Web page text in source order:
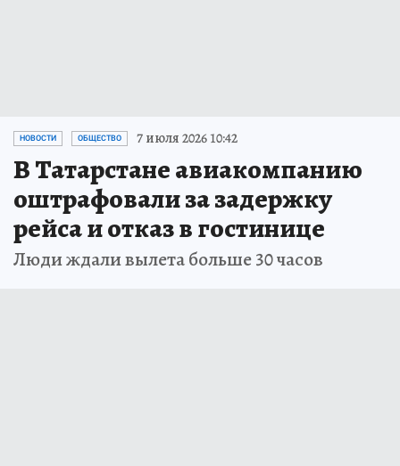
НОВОСТИ ОБЩЕСТВО 7 июля 2026 10:42
В Татарстане авиакомпанию
оштрафовали за задержку
рейса и отказ в гостинице
Люди ждали вылета больше 30 часов